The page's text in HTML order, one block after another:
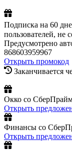
Подписка на 60
пользователей, не
Предусмотрено
868603959967
Открыть промокод
Заканчивается
Окко со
Открыть
Финансы со
Открыть